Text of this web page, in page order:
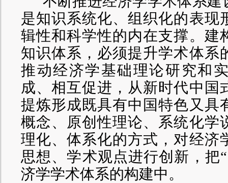
是知识系统化、组织化的表现
辑性和科学性的内在支撑。建
知识体系，必须提升学术体系
推动经济学基础理论研究和
成、相互促进，从新时代中国
提炼形成既具有中国特色又具
概念、原创性理论、系统化学
理化、体系化的方式，对经济
思想、学术观点进行创新，把
济学学术体系的构建中。